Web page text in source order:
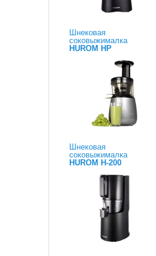
Шнековая
соковыжималка
HUROM HP
Шнековая
соковыжималка
HUROM H-200